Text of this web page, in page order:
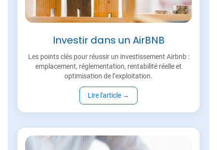
Investir dans un AirBNB
Les points clés pour réussir un investissement Airbnb :
emplacement, réglementation, rentabilité réelle et
optimisation de l’exploitation.
Lire l'article →